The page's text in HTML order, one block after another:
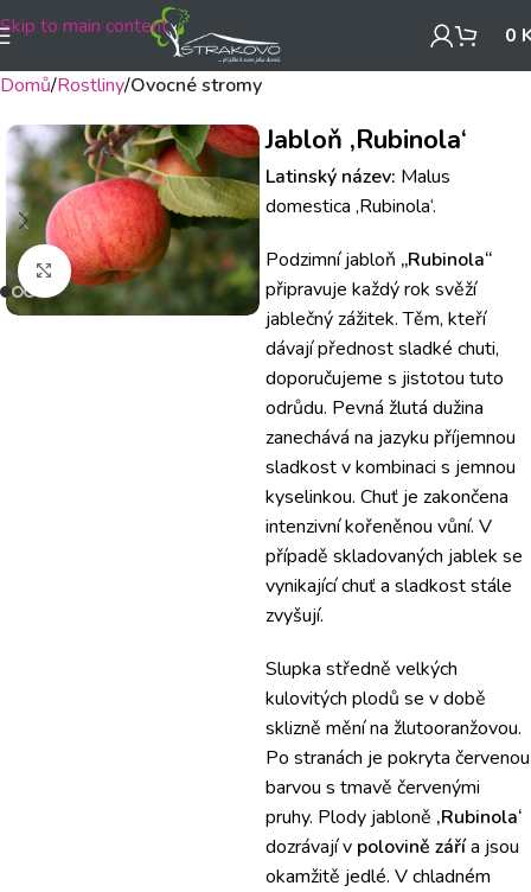
Skip to main content 0
Domů Rostliny Ovocné stromy
Klikněte pro zvětšení
Jabloň ‚Rubinola‘
Latinský název: Malus
domestica ‚Rubinola‘.
Podzimní jabloň „Rubinola“
připravuje každý rok svěží
jablečný zážitek. Těm, kteří
dávají přednost sladké chuti,
doporučujeme s jistotou tuto
odrůdu. Pevná žlutá dužina
zanechává na jazyku příjemnou
sladkost v kombinaci s jemnou
kyselinkou. Chuť je zakončena
intenzivní kořeněnou vůní. V
případě skladovaných jablek se
vynikající chuť a sladkost stále
zvyšují.
Slupka středně velkých
kulovitých plodů se v době
sklizně mění na žlutooranžovou.
Po stranách je pokryta červenou
barvou s tmavě červenými
pruhy. Plody jabloně ‚Rubinola‘
dozrávají v polovině zářía jsou
okamžitě jedlé. V chladném